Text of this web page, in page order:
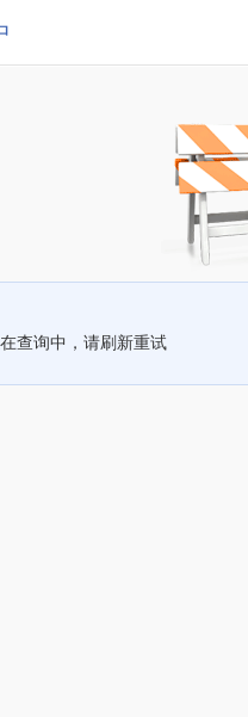
查询中，请刷新重试